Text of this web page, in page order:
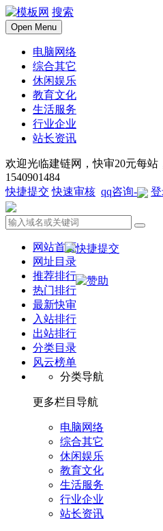
搜索
Open Menu
电脑网络
综合其它
休闲娱乐
教育文化
生活服务
行业企业
站长资讯
欢迎光临建链网，快审20元每站
1540901484
快捷提交 快速审核 qq咨询-
网站首页
网址目录
推荐排行
热门排行
最新快审
入站排行
出站排行
分类目录
风云榜单
分类导航
更多栏目导航
电脑网络
综合其它
休闲娱乐
教育文化
生活服务
行业企业
站长资讯